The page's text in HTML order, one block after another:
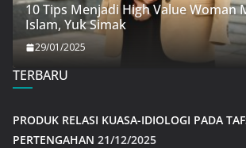
10 Tips Menjadi High Value Woman
Islam, Yuk Simak
29/01/2025
TERBARU
PRODUK RELASI KUASA-IDIOLOGI PADA
PERTENGAHAN 21/12/2025